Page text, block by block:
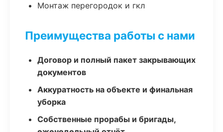
Монтаж перегородок и гкл
Преимущества работы с нами
Договор и полный пакет закрывающих
документов
Аккуратность на объекте и финальная
уборка
Собственные прорабы и бригады,